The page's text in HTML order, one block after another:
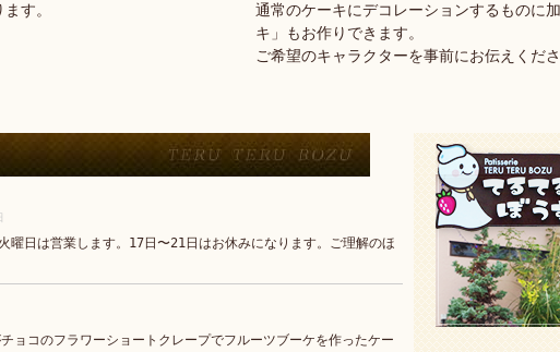
す。
通常のケーキにデコレーションするものに
キ」もお作りできます。
ご希望のキャラクターを事前にお伝えくださ
曜日は営業します。17日〜21日はお休みになります。ご理解のほ
ョコのフラワーショートクレープでフルーツブーケを作ったケー